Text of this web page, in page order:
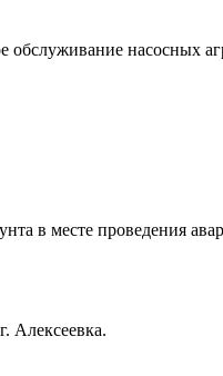
обслуживание насосных
в месте проведения
Алексеевка.